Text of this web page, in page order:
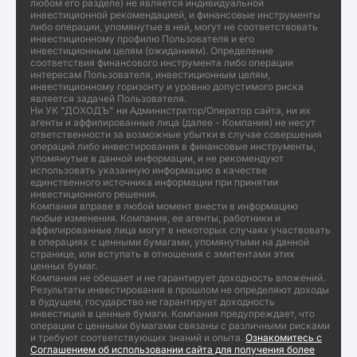
любом его разделе) не является индивидуальной
инвестиционной рекомендацией, и финансовые инструменты
либо операции, упомянутые в ней, могут не соответствовать
инвестиционному профилю Пользователя и его
инвестиционным целям (ожиданиям). Определение
соответствия финансового инструмента либо операции
интересам Пользователя, инвестиционным целям,
инвестиционному горизонту и уровню допустимого риска
является задачей Пользователя.
Ни УК "ДОХОДЪ" ни Администратор/Оператор сайта, ни их
агенты и аффилированные лица (далее - Компания) не несут
ответственности за возможные убытки в случае совершения
операций либо инвестирования в финансовые инструменты,
упомянутые в данной информации, и не рекомендуют
использовать указанную информацию в качестве
единственного источника информации при принятии
инвестиционного решения.
Компания вправе в любой момент внести в информацию
любые изменения. Компания, ее агенты, работники и
аффилированные лица могут в некоторых случаях участвовать
в операциях с ценными бумагами, упомянутыми на данной
странице, или вступать в отношения с эмитентами этих
ценных бумаг.
Компания не обещает и не гарантирует доходность вложений.
Результаты инвестирования в прошлом не определяют доходы
в будущем, государство не гарантирует доходность
инвестиций в ценные бумаги. Компания предупреждает, что
операции с ценными бумагами связаны с различными рисками
и требуют соответствующих знаний и опыта. Ознакомитесь с
Соглашением об использовании сайта для получения более